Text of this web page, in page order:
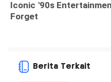
Berita Terkait